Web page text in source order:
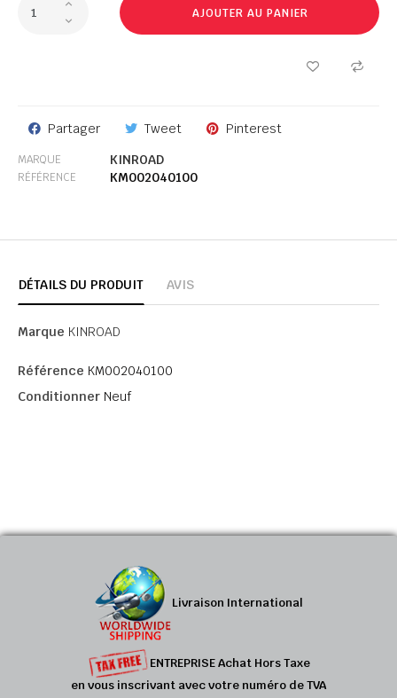
AJOUTER AU PANIER
Partager Tweet Pinterest
MARQUE KINROAD
RÉFÉRENCE KM002040100
DÉTAILS DU PRODUIT AVIS
Marque KINROAD
Référence KM002040100
Conditionner Neuf
Livraison International
ENTREPRISE Achat Hors Taxe
en vous inscrivant avec votre numéro de TVA